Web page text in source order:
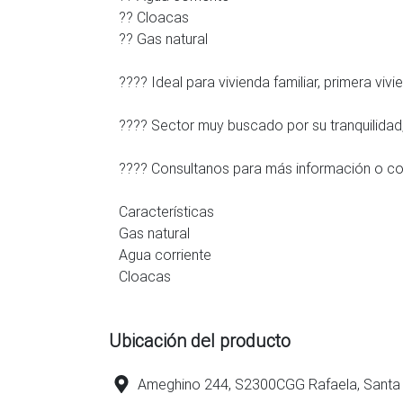
?? Cloacas
?? Gas natural
???? Ideal para vivienda familiar, primera
???? Sector muy buscado por su
???? Consultanos para más información o
Características
Gas natural
Agua corriente
Cloacas
Ubicación del producto
Ameghino 244, S2300CGG Rafaela,